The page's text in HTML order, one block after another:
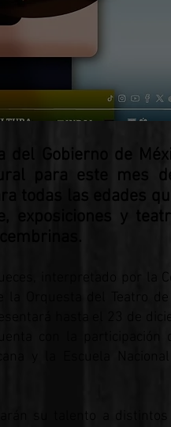
del Gobierno de
para este mes
todas las edades
exposiciones y
interpretado por la
la Orquesta del Teatro
hasta el 23 de
con la participación
y la Escuela Nacional
su talento a